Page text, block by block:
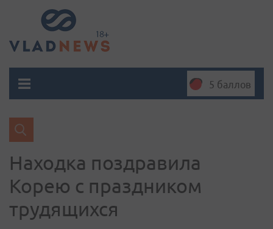
5 баллов
Находка поздравила
Корею с праздником
трудящихся